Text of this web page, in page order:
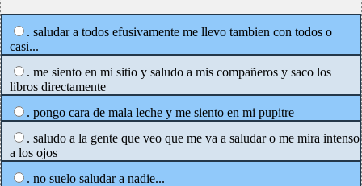
. saludar a todos efusivamente me llevo tambien con todos o
casi...
. me siento en mi sitio y saludo a mis compañeros y saco los
libros directamente
. pongo cara de mala leche y me siento en mi pupitre
. saludo a la gente que veo que me va a saludar o me mira intenso
a los ojos
. no suelo saludar a nadie...